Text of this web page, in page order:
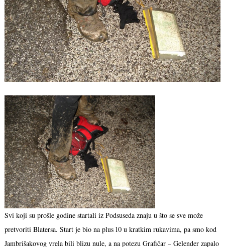
Svi koji su prošle godine startali iz Podsuseda znaju u što se sve može
pretvoriti Blatersa. Start je bio na plus 10 u kratkim rukavima, pa smo kod
Jambrišakovog vrela bili blizu nule, a na potezu Grafičar – Gelender zapalo